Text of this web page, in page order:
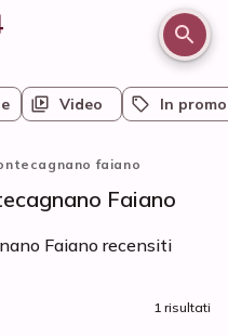
Video In promo
faiano
Faiano
Faiano recensiti
1 risultati